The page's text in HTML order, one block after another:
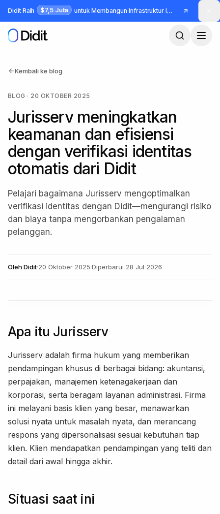
Lewati ke konten utama
Didit Raih $7,5 Juta untuk Membangun Infrastruktur Identitas dan Fraud
Kembali ke blog
BLOG · 20 OKTOBER 2025
Jurisserv meningkatkan
keamanan dan efisiensi
dengan verifikasi identitas
otomatis dari Didit
Pelajari bagaimana Jurisserv mengoptimalkan
verifikasi identitas dengan Didit—mengurangi risiko
dan biaya tanpa mengorbankan pengalaman
pelanggan.
OlehDidit·20 Oktober 2025·Diperbarui 28 Jul 2026
Apa itu Jurisserv
Jurisserv adalah firma hukum yang memberikan
pendampingan khusus di berbagai bidang: akuntansi,
perpajakan, manajemen ketenagakerjaan dan
korporasi, serta beragam layanan administrasi. Firma
ini melayani basis klien yang besar, menawarkan
solusi nyata untuk masalah nyata, dan merancang
respons yang dipersonalisasi sesuai kebutuhan tiap
klien. Klien mendapatkan pendampingan yang teliti dan
detail dari awal hingga akhir.
Situasi saat ini